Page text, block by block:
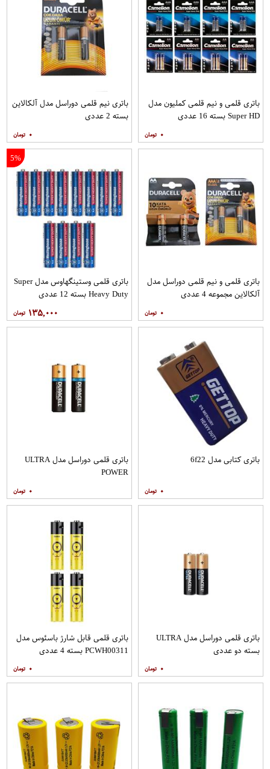
باتری قلمی و نیم قلمی کملیون مدل
Super HD بسته 16 عددی
۰
باتری نیم قلمی دوراسل مدل آلکالاین
بسته 2 عددی
۰
باتری قلمی و نیم قلمی دوراسل مدل
آلکالاین مجموعه 4 عددی
۰
5%
باتری قلمی وستینگهاوس مدل Super
Heavy Duty بسته 12 عددی
۱۳۵,۰۰۰
باتری کتابی مدل 6f22
۰
باتری قلمی دوراسل مدل ULTRA
POWER
۰
باتری قلمی دوراسل مدل ULTRA
بسته دو عددی
۰
باتری قلمی قابل شارژ باسئوس مدل
PCWH00311 بسته 4 عددی
۰